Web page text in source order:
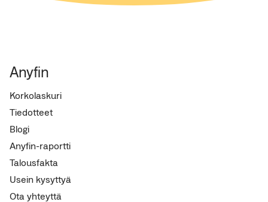
Anyfin
Korkolaskuri
Tiedotteet
Blogi
Anyfin-raportti
Talousfakta
Usein kysyttyä
Ota yhteyttä